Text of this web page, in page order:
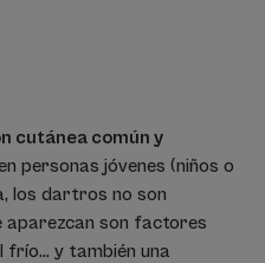
cutánea común y
personas jóvenes (niños o
los dartros no son
aparezcan son factores
frío... y también una